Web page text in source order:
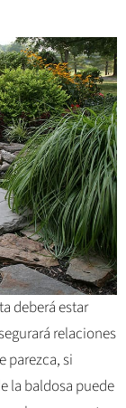
deberá estar
relaciones
parezca, si
la baldosa puede